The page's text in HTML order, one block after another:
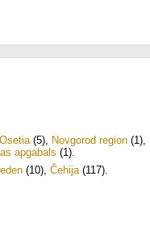
(5), Novgorod region (1),
apgabals (1).
(10), Čehija(117).